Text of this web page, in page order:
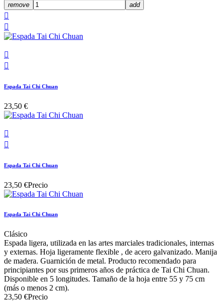
remove add




Espada Tai Chi Chuan
23,50 €


Espada Tai Chi Chuan
23,50 €Precio
Espada Tai Chi Chuan
Clásico
Espada ligera, utilizada en las artes marciales tradicionales, internas
y externas. Hoja ligeramente flexible , de acero galvanizado. Manija
de madera. Guarnición de metal. Producto recomendado para
principiantes por sus primeros años de práctica de Tai Chi Chuan.
Disponible en 5 longitudes. Tamaño de la hoja entre 55 y 75 cm
(más o menos 2 cm).
23,50 €Precio